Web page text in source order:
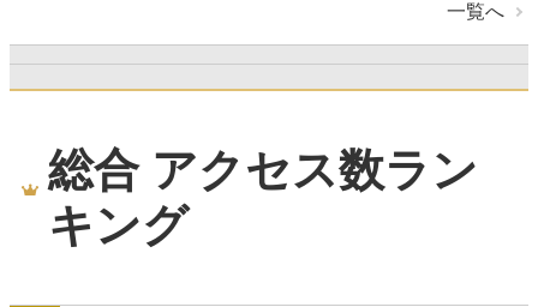
一覧へ
総合 アクセス数ラン
キング